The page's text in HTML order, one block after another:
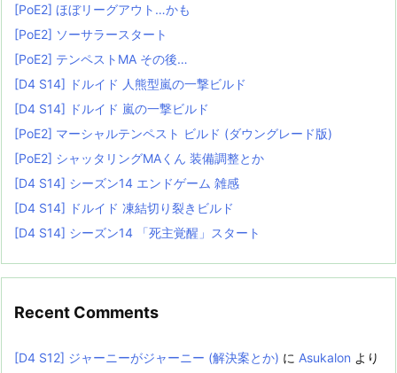
[PoE2] ほぼリーグアウト…かも
[PoE2] ソーサラースタート
[PoE2] テンペストMA その後…
[D4 S14] ドルイド 人熊型嵐の一撃ビルド
[D4 S14] ドルイド 嵐の一撃ビルド
[PoE2] マーシャルテンペスト ビルド (ダウングレード版)
[PoE2] シャッタリングMAくん 装備調整とか
[D4 S14] シーズン14 エンドゲーム 雑感
[D4 S14] ドルイド 凍結切り裂きビルド
[D4 S14] シーズン14 「死主覚醒」スタート
Recent Comments
[D4 S12] ジャーニーがジャーニー (解決案とか) に Asukalon より